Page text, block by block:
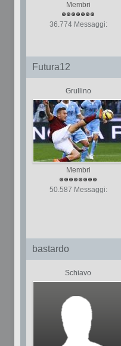
Membri
36.774 Messaggi:
Futura12
Grullino
Membri
50.587 Messaggi:
bastardo
Schiavo